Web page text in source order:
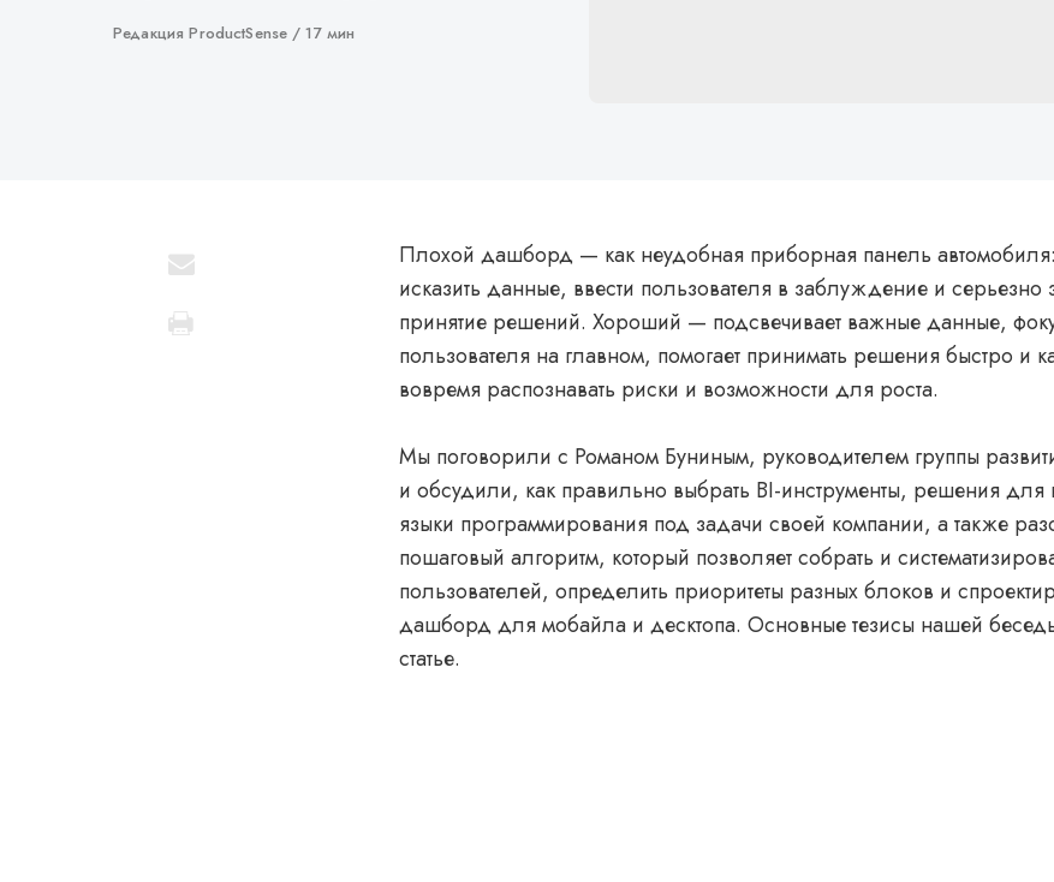
Автор
Редакция ProductSense 17 мин
Плохой дашборд — как неудобная приборная панель
исказить данные, ввести пользователя в заблуждение и серьезно
принятие решений. Хороший — подсвечивает важные данные,
пользователя на главном, помогает принимать решения быстро и
вовремя распознавать риски и возможности для роста.
Мы поговорили с Романом Буниным, руководителем группы
и обсудили, как правильно выбрать BI-инструменты, решения для
языки программирования под задачи своей компании, а также
пошаговый алгоритм, который позволяет собрать и
пользователей, определить приоритеты разных блоков и
дашборд для мобайла и десктопа. Основные тезисы нашей
статье.